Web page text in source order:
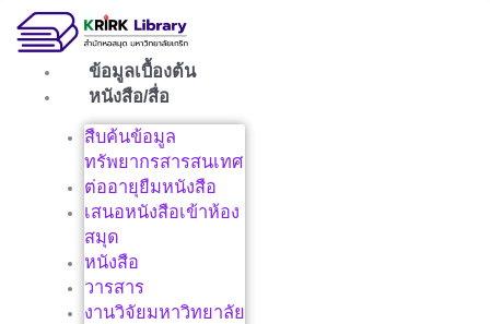
ข้อมูลเบื้องต้น
หนังสือ/สื่อ
สืบค้นข้อมูล
ทรัพยากรสารสนเทศ
ต่ออายุยืมหนังสือ
เสนอหนังสือเข้าห้อง
สมุด
หนังสือ
วารสาร
งานวิจัยมหาวิทยาลัย